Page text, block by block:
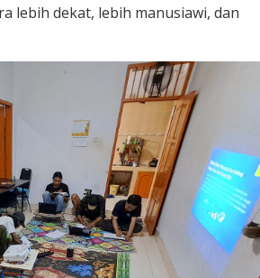
lebih dekat, lebih manusiawi, dan